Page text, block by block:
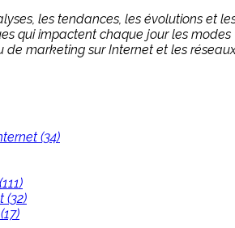
les tendances, les évolutions et
qui impactent chaque jour les modes
de marketing sur Internet et les
(34)
(32)